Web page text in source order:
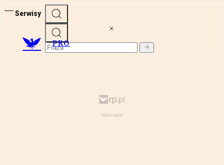
Serwisy
PRO